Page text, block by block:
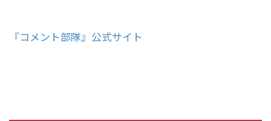
『コメント部隊』公式サイト